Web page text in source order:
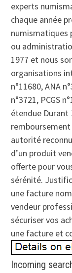
experts
chaque année
numismatiques
ou
1977 et nous
organisations
n°11680, ANA
n°3721, PCGS
étendue Durant
autorité
d’un produit
offerte pour
sérénité.
une facture
vendeur
sécuriser vos
une facture et
Incoming